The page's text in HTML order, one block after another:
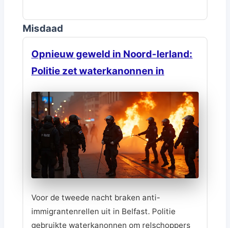
Misdaad
Opnieuw geweld in Noord-Ierland:
Politie zet waterkanonnen in
Voor de tweede nacht braken anti-
immigrantenrellen uit in Belfast. Politie
gebruikte waterkanonnen om relschoppers